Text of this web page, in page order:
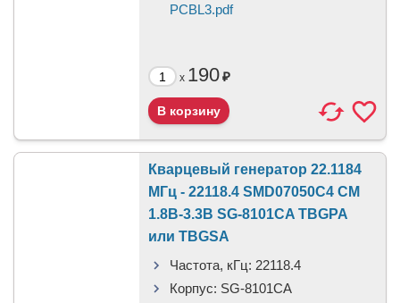
PCBL3.pdf
x 190₽
Кварцевый генератор 22.1184
МГц - 22118.4 SMD07050C4 CM
1.8В-3.3В SG-8101CA TBGPA
или TBGSA
Частота, кГц: 22118.4
Корпус: SG-8101CA